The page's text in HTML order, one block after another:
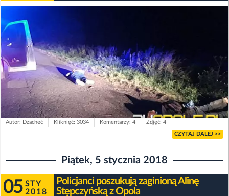
Autor: Dżacheć Kliknięć: 3034 Komentarzy: 4 Zdjęć: 4
CZYTAJ DALEJ >>
Piątek, 5 stycznia 2018
05 STY
2018
Policjanci poszukują zaginioną Alinę
Stępczyńską z Opola